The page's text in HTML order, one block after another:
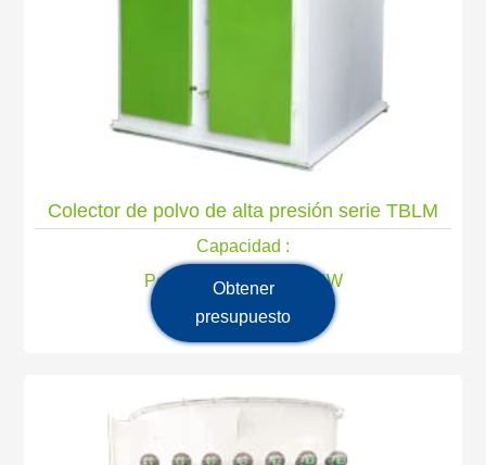
Colector de polvo de alta presión serie TBLM
Capacidad :
Potencia principal : 11KW
Obtener
presupuesto